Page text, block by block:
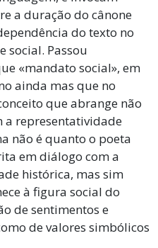
a duração do cânone
do texto no
social. Passou
«mandato social», em
ainda mas que no
que abrange não
a representatividade
não é quanto o poeta
em diálogo com a
histórica, mas sim
à figura social do
de sentimentos e
de valores simbólicos